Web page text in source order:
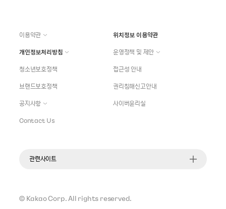
이용약관
위치정보 이용약관
개인정보처리방침
운영정책 및 제안
청소년보호정책
접근성 안내
브랜드보호정책
권리침해신고안내
공지사항
사이버윤리실
Contact Us
관련사이트
© Kakao Corp.All rights reserved.